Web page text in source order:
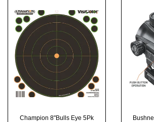
Champion 8"Bulls Eye 5Pk